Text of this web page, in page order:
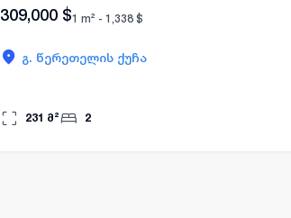
309,000 $1 m² - 1,338 $
გ. წერეთელის ქუჩა
231 მ² 2